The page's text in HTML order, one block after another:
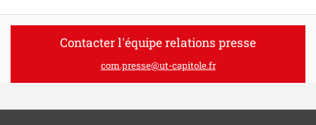
Contacter l'équipe relations presse
com.presse@ut-capitole.fr